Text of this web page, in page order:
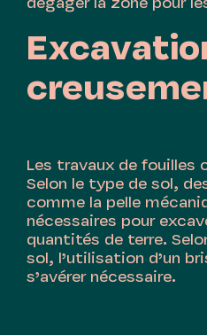
dégager la zone pour
Les travaux de fouilles
Selon le type de sol,
comme la pelle
nécessaires pour
quantités de terre.
sol, l’utilisation d’un
s’avérer nécessaire.